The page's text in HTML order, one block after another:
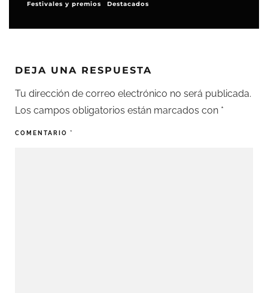
Festivales y premios Destacados
DEJA UNA RESPUESTA
Tu dirección de correo electrónico no será publicada.
Los campos obligatorios están marcados con *
COMENTARIO *